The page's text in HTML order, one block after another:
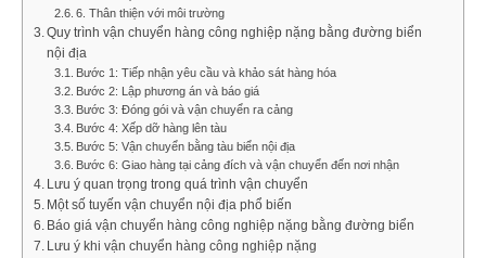
6. Thân thiện với môi trường
Quy trình vận chuyển hàng công nghiệp nặng bằng đường biển
nội địa
Bước 1: Tiếp nhận yêu cầu và khảo sát hàng hóa
Bước 2: Lập phương án và báo giá
Bước 3: Đóng gói và vận chuyển ra cảng
Bước 4: Xếp dỡ hàng lên tàu
Bước 5: Vận chuyển bằng tàu biển nội địa
Bước 6: Giao hàng tại cảng đích và vận chuyển đến nơi nhận
Lưu ý quan trọng trong quá trình vận chuyển
Một số tuyến vận chuyển nội địa phổ biến
Báo giá vận chuyển hàng công nghiệp nặng bằng đường biển
Lưu ý khi vận chuyển hàng công nghiệp nặng